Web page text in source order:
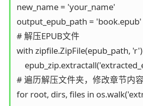
new_name = 'your_name'
output_epub_path = 'book.epub'
# 解压EPUB文件
with zipfile.ZipFile(epub_path,
# 遍历解压文件夹，修改章节内容
for root, dirs, files in